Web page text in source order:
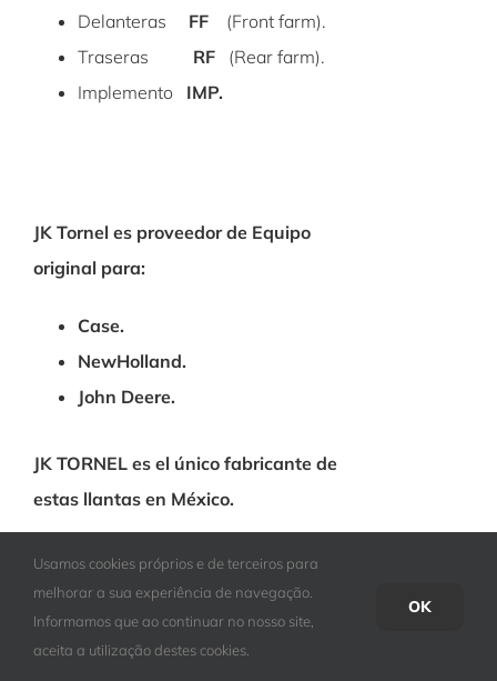
Delanteras FF (Front farm).
Traseras RF (Rear farm).
Implemento IMP.
JK Tornel es proveedor de Equipo
original para:
Case.
NewHolland.
John Deere.
JK TORNEL es el único fabricante de
estas llantas en México.
Después de 6 años en el mercado,
Usamos cookies próprios e de terceiros para
melhorar a sua experiência de navegação.
Informamos que ao continuar no nosso site,
aceita a utilização destes cookies.
OK